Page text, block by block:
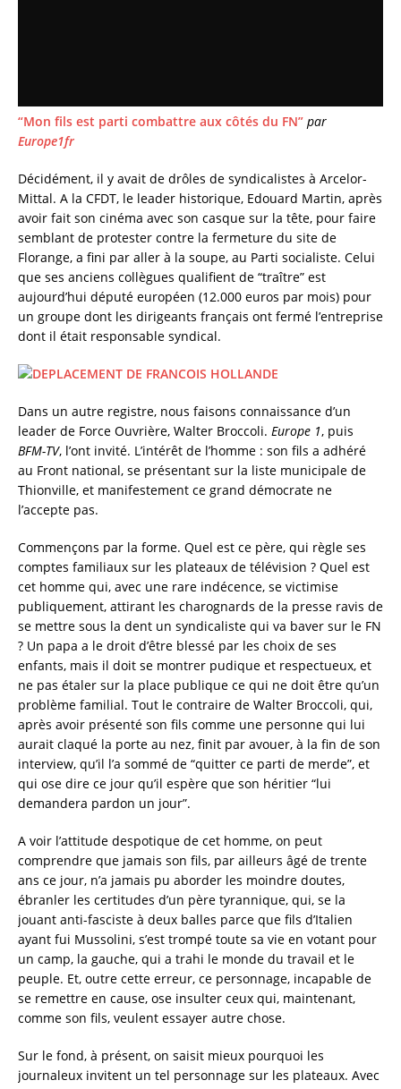
“Mon fils est parti combattre aux côtés du FN” par
Europe1fr
Décidément, il y avait de drôles de syndicalistes à Arcelor-
Mittal. A la CFDT, le leader historique, Edouard Martin, après
avoir fait son cinéma avec son casque sur la tête, pour faire
semblant de protester contre la fermeture du site de
Florange, a fini par aller à la soupe, au Parti socialiste. Celui
que ses anciens collègues qualifient de “traître” est
aujourd’hui député européen (12.000 euros par mois) pour
un groupe dont les dirigeants français ont fermé l’entreprise
dont il était responsable syndical.
Dans un autre registre, nous faisons connaissance d’un
leader de Force Ouvrière, Walter Broccoli. Europe 1, puis
BFM-TV, l’ont invité. L’intérêt de l’homme : son fils a adhéré
au Front national, se présentant sur la liste municipale de
Thionville, et manifestement ce grand démocrate ne
l’accepte pas.
Commençons par la forme. Quel est ce père, qui règle ses
comptes familiaux sur les plateaux de télévision ? Quel est
cet homme qui, avec une rare indécence, se victimise
publiquement, attirant les charognards de la presse ravis de
se mettre sous la dent un syndicaliste qui va baver sur le FN
? Un papa a le droit d’être blessé par les choix de ses
enfants, mais il doit se montrer pudique et respectueux, et
ne pas étaler sur la place publique ce qui ne doit être qu’un
problème familial. Tout le contraire de Walter Broccoli, qui,
après avoir présenté son fils comme une personne qui lui
aurait claqué la porte au nez, finit par avouer, à la fin de son
interview, qu’il l’a sommé de “quitter ce parti de merde”, et
qui ose dire ce jour qu’il espère que son héritier “lui
demandera pardon un jour”.
A voir l’attitude despotique de cet homme, on peut
comprendre que jamais son fils, par ailleurs âgé de trente
ans ce jour, n’a jamais pu aborder les moindre doutes,
ébranler les certitudes d’un père tyrannique, qui, se la
jouant anti-fasciste à deux balles parce que fils d’Italien
ayant fui Mussolini, s’est trompé toute sa vie en votant pour
un camp, la gauche, qui a trahi le monde du travail et le
peuple. Et, outre cette erreur, ce personnage, incapable de
se remettre en cause, ose insulter ceux qui, maintenant,
comme son fils, veulent essayer autre chose.
Sur le fond, à présent, on saisit mieux pourquoi les
journaleux invitent un tel personnage sur les plateaux. Avec